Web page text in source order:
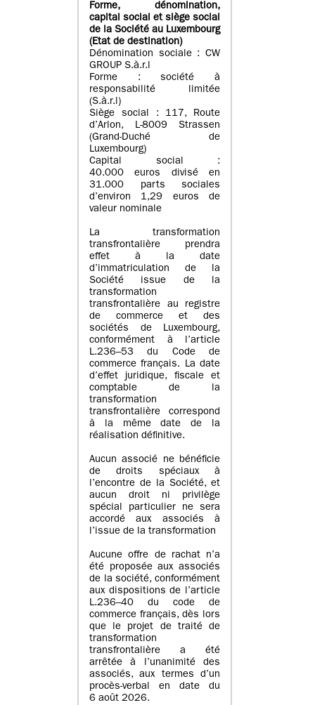
Forme, dénomination,
capital social et siège social
de la Société au Luxembourg
(Etat de destination)
Dénomination sociale : CW
GROUP S.à.r.l
Forme : société à
responsabilité limitée
(S.à.r.l)
Siège social : 117, Route
d’Arlon, L-8009 Strassen
(Grand-Duché de
Luxembourg)
Capital social :
40.000 euros divisé en
31.000 parts sociales
d’environ 1,29 euros de
valeur nominale
La transformation
transfrontalière prendra
effet à la date
d’immatriculation de la
Société issue de la
transformation
transfrontalière au registre
de commerce et des
sociétés de Luxembourg,
conformément à l’article
L.236–53 du Code de
commerce français. La date
d’effet juridique, fiscale et
comptable de la
transformation
transfrontalière correspond
à la même date de la
réalisation définitive.
Aucun associé ne bénéficie
de droits spéciaux à
l’encontre de la Société, et
aucun droit ni privilège
spécial particulier ne sera
accordé aux associés à
l’issue de la transformation
Aucune offre de rachat n’a
été proposée aux associés
de la société, conformément
aux dispositions de l’article
L.236–40 du code de
commerce français, dès lors
que le projet de traité de
transformation
transfrontalière a été
arrêtée à l’unanimité des
associés, aux termes d’un
procès-verbal en date du
6 août 2026.